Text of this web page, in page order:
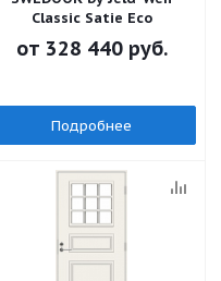
Classic Satie Eco
от 328 440 руб.
Подробнее